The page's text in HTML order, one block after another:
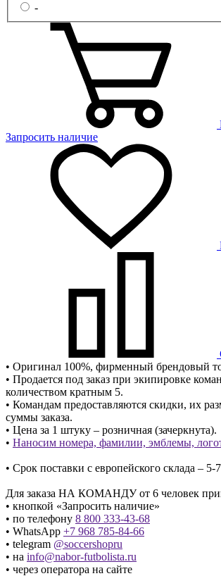
-
Запросить наличие
• Оригинал 100%, фирменный брендовый
• Продается под заказ при экипировке
количеством кратным 5.
• Командам предоставляются скидки, их
суммы заказа.
• Цена за 1 штуку – розничная (зачеркнута).
• Наносим номера, фамилии, эмблемы,
• Срок поставки с европейского склада – 5-
Для заказа НА КОМАНДУ от 6 человек
• кнопкой «Запросить наличие»
• по телефону 8 800 333-43-68
• WhatsApp +7 968 785-84-66
• telegram @soccershopru
• на info@nabor-futbolista.ru
• через оператора на сайте